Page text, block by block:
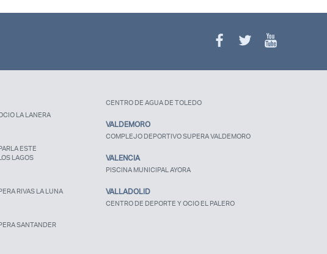
LA LANERA
ESTE
LAGOS
RIVAS LA LUNA
SANTANDER
CENTRO DE AGUA DE TOLEDO
VALDEMORO
COMPLEJO DEPORTIVO SUPERA VALDEMORO
VALENCIA
PISCINA MUNICIPAL AYORA
VALLADOLID
CENTRO DE DEPORTE Y OCIO EL PALERO